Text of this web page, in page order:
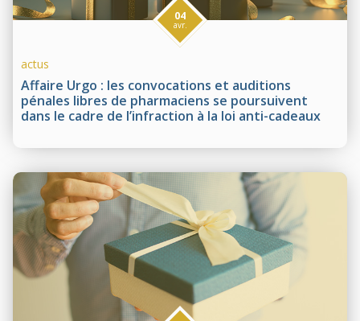
Affaire Urgo : les convocations et auditions
pénales libres de pharmaciens se poursuivent
dans le cadre de l’infraction à la loi anti-cadeaux
04
avr.
actus